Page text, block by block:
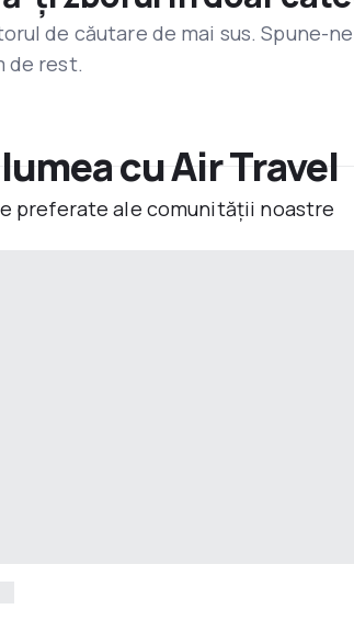
de căutare de mai sus. Spune-
de rest.
cu Air Travel
preferate ale comunității noastre